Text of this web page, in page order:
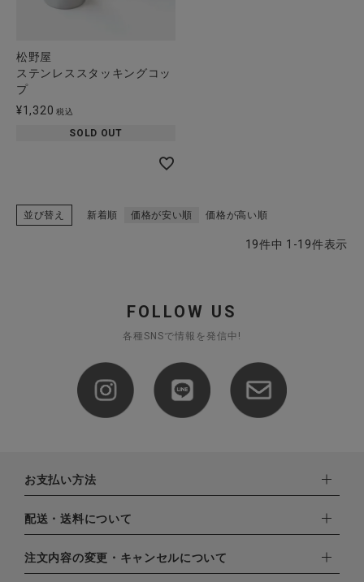
松野屋
ステンレススタッキングコッ
プ
¥1,320 税込
SOLD OUT
並び替え 新着順 価格が安い順 価格が高い順
19件中 1 -19件表示
FOLLOW US
各種SNSで情報を発信中!
お支払い方法
下記お支払い方法よりお選びいただけます。
・クレジットカード（VISA,mastercard,JCB,AMERICAN
EXPRESS,Diners Club）
・amazonペイメント
配送・送料について
配達業者：日本郵便
注文内容の変更・キャンセルについて